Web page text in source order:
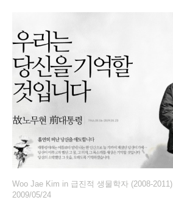
Woo Jae Kim in 급진적 생물학자 (2008-2011)
2009/05/24